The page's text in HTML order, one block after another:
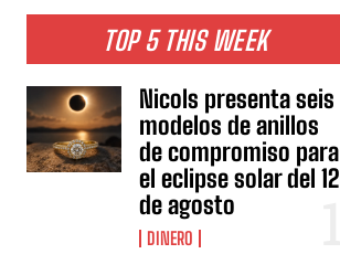
TOP 5 THIS WEEK
Nicols presenta seis
modelos de anillos
de compromiso para
el eclipse solar del 12
de agosto
DINERO